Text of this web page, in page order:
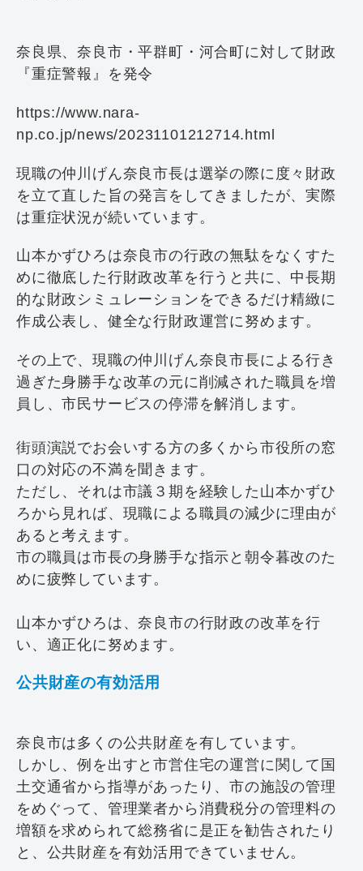
奈良県、奈良市・平群町・河合町に対して財政
『重症警報』を発令
https://www.nara-
np.co.jp/news/20231101212714.html
現職の仲川げん奈良市長は選挙の際に度々財政
を立て直した旨の発言をしてきましたが、実際
は重症状況が続いています。
山本かずひろは奈良市の行政の無駄をなくすた
めに徹底した行財政改革を行うと共に、中長期
的な財政シミュレーションをできるだけ精緻に
作成公表し、健全な行財政運営に努めます。
その上で、現職の仲川げん奈良市長による行き
過ぎた身勝手な改革の元に削減された職員を増
員し、市民サービスの停滞を解消します。
街頭演説でお会いする方の多くから市役所の窓
口の対応の不満を聞きます。
ただし、それは市議３期を経験した山本かずひ
ろから見れば、現職による職員の減少に理由が
あると考えます。
市の職員は市長の身勝手な指示と朝令暮改のた
めに疲弊しています。
山本かずひろは、奈良市の行財政の改革を行
い、適正化に努めます。
公共財産の有効活用
奈良市は多くの公共財産を有しています。
しかし、例を出すと市営住宅の運営に関して国
土交通省から指導があったり、市の施設の管理
をめぐって、管理業者から消費税分の管理料の
増額を求められて総務省に是正を勧告されたり
と、公共財産を有効活用できていません。